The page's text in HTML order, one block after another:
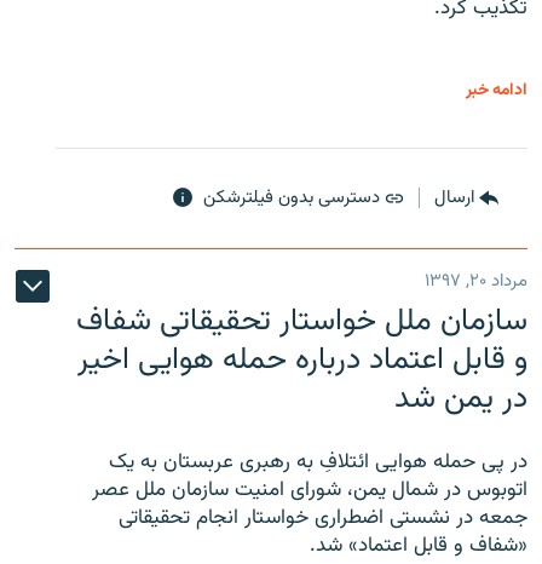
تکذیب کرد.
ادامه خبر
ارسال دسترسی بدون فیلترشکن
مرداد ۲۰, ۱۳۹۷
سازمان ملل خواستار تحقیقاتی شفاف
و قابل اعتماد درباره حمله هوایی اخیر
در یمن شد
در پی حمله هوایی ائتلافِ به رهبری عربستان به یک
اتوبوس در شمال یمن، شورای امنیت سازمان ملل عصر
جمعه در نشستی اضطراری خواستار انجام تحقیقاتی
«شفاف و قابل اعتماد» شد.